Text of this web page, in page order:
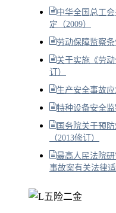
中华全国总工
定（2009）
劳动保障监察条
关于实施《劳
订）
生产安全事故应
特种设备安全监
国务院关于预
（2013修订）
最高人民法院
事故案有关法律